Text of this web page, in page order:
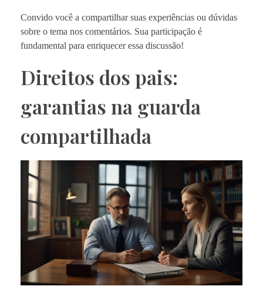
Convido você a compartilhar suas experiências ou dúvidas
sobre o tema nos comentários. Sua participação é
fundamental para enriquecer essa discussão!
Direitos dos pais:
garantias na guarda
compartilhada